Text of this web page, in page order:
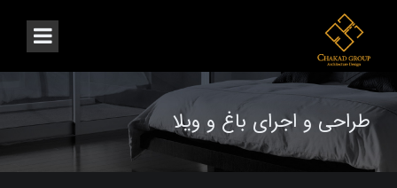
طراحی و اجرای باغ و ویلا